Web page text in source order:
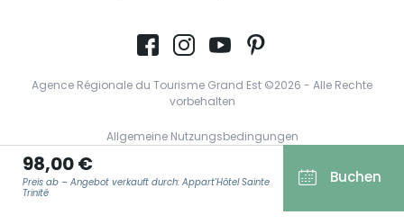
98,00 €
Preis ab – Angebot verkauft durch: Appart'Hôtel Sainte
Trinité
Buchen
Agence Régionale du Tourisme Grand Est ©2026 - Alle Rechte
vorbehalten
Allgemeine Nutzungsbedingungen
Datenschutzbestimmungen